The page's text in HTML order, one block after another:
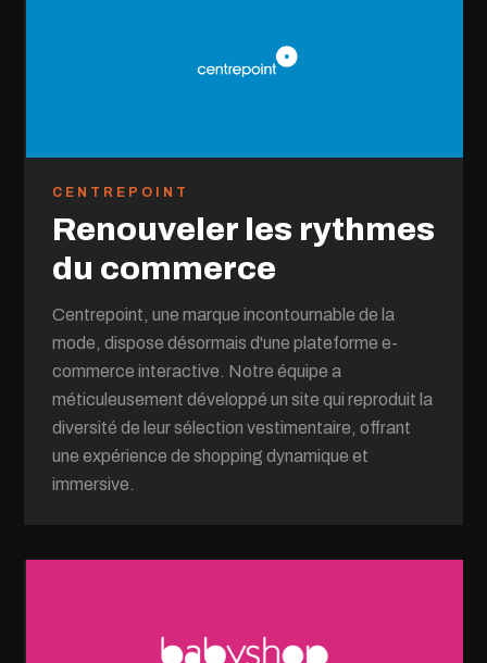
CENTREPOINT
Renouveler les rythmes
du commerce
Centrepoint, une marque incontournable de la
mode, dispose désormais d'une plateforme e-
commerce interactive. Notre équipe a
méticuleusement développé un site qui reproduit la
diversité de leur sélection vestimentaire, offrant
une expérience de shopping dynamique et
immersive.